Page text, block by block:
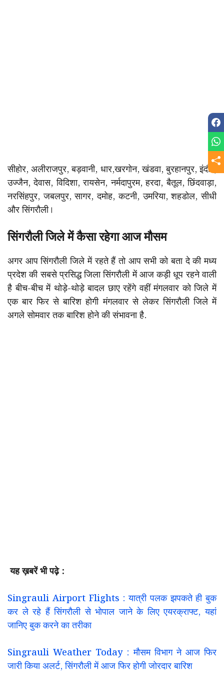
सीहोर, अलीराजपुर, बड़वानी, धार,खरगोन, खंडवा, बुरहानपुर, इंदौर,
उज्जैन, देवास, विदिशा, रायसेन, नर्मदापुरम, हरदा, बैतूल, छिंदवाड़ा,
नरसिंहपुर, जबलपुर, सागर, दमोह, कटनी, उमरिया, शहडोल, सीधी
और सिंगरौली।
सिंगरौली जिले में कैसा रहेगा आज मौसम
अगर आप सिंगरौली जिले में रहते हैं तो आप सभी को बता दे की मध्य
प्रदेश की सबसे प्रसिद्ध जिला सिंगरौली में आज कड़ी धूप रहने वाली
है बीच-बीच में थोड़े-थोड़े बादल छाए रहेंगे वहीं मंगलवार को जिले में
एक बार फिर से बारिश होगी मंगलवार से लेकर सिंगरौली जिले में
अगले सोमवार तक बारिश होने की संभावना है.
यह ख़बरें भी पढ़े :
Singrauli Airport Flights : यात्री पलक झपकते ही बुक
कर ले रहे हैं सिंगरौली से भोपाल जाने के लिए एयरक्राफ्ट, यहां
जानिए बुक करने का तरीका
Singrauli Weather Today : मौसम विभाग ने आज फिर
जारी किया अलर्ट, सिंगरौली में आज फिर होगी जोरदार बारिश